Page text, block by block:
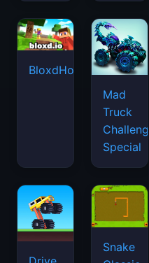
BloxdHop.io
Mad
Truck
Challenge
Special
Snake